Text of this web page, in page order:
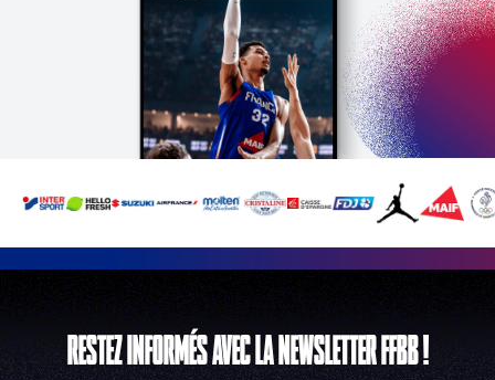
RESTEZ INFORMÉS AVEC LA NEWSLETTER FFBB !